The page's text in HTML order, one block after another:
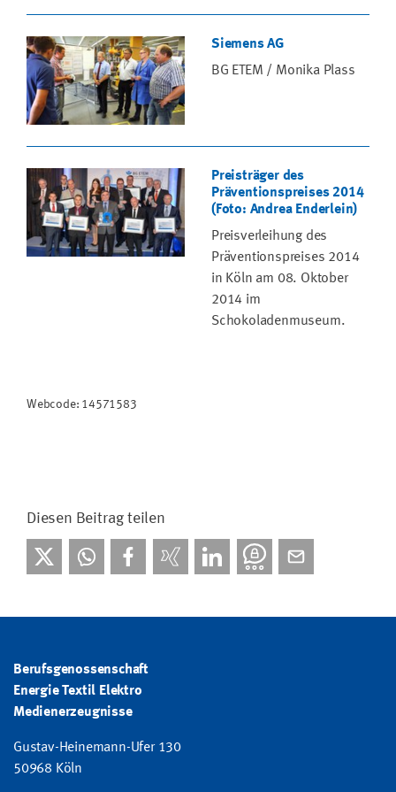
Siemens AG
BG ETEM / Monika Plass
Preisträger des
Präventionspreises 2014
(Foto: Andrea Enderlein)
Preisverleihung des
Präventionspreises 2014
in Köln am 08. Oktober
2014 im
Schokoladenmuseum.
Webcode: 14571583
Diesen Beitrag teilen
Berufsgenossenschaft
Energie Textil Elektro
Medienerzeugnisse
Gustav-Heinemann-Ufer 130
50968 Köln